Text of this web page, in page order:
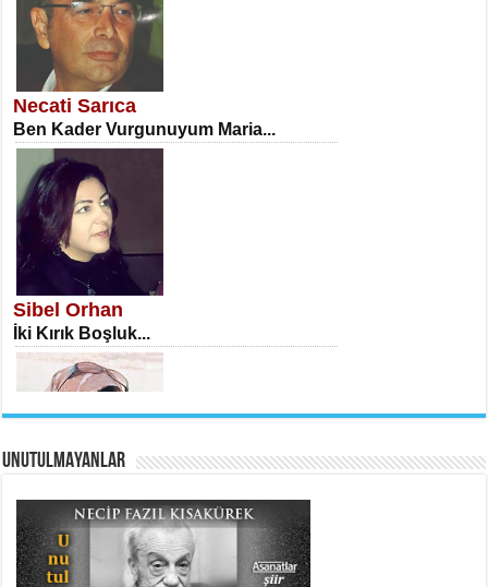
NECLA DİLEK ARSLAN
Öğretmenler Günü Mahkemesi...
İSA KARATEPE
Ekranlar Arasında Kaybolan İnsan...
AHMET URFALI
Tahlil Denemesi...
Necati Sarıca
Ben Kader Vurgunuyum Maria...
Sibel Orhan
İki Kırık Boşluk...
Meral Yağmur
Eski Bir Şiir...
UNUTULMAYANLAR